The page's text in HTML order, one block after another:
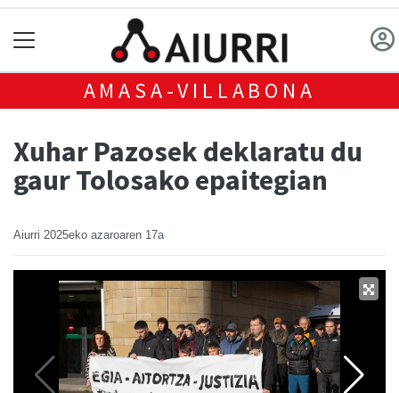
AMASA-VILLABONA
Xuhar Pazosek deklaratu du
gaur Tolosako epaitegian
Aiurri 2025eko azaroaren 17a